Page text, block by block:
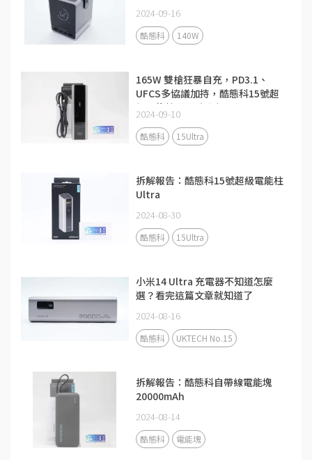
2024-09-16
酷態科 140W
165W 雙槍狂暴自充，PD3.1、
UFCS多協議加持，酷態科15號超
級電能柱Ultra評測
2024-09-10
酷態科 15Ultra
拆解報告：酷態科15號超級電能柱
Ultra
2024-08-30
酷態科 15Ultra
小米14 Ultra 充電器不知道怎麼
選？看完這篇文章就知道了
2024-08-16
酷態科 UKTECH No.15
拆解報告：酷態科自帶線電能塊
20000mAh
2024-08-14
酷態科 電能塊